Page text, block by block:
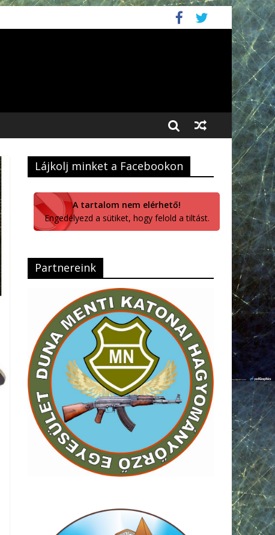
Lájkolj minket a Facebookon
A tartalom nem elérhető!
Engedélyezd a sütiket, hogy felold a tiltást.
Partnereink